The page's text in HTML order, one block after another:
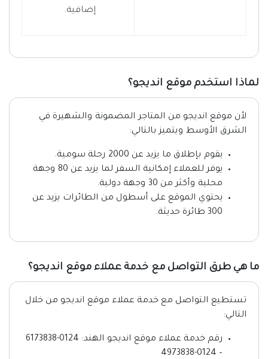
إضافية.
لماذا استخدم موقع انديجو؟
لأن موقع انديجو من المتاجر المضمونة والشهيرة في
الشرق الأوسط ويتميز بالتالي:
يقوم بإطلاق ما يزيد عن 2000 رحلة سومية.
يوفر للعملاء إمكانية السفر لما يزيد عن 80 وجهة
محلية وأكثر من 30 وجهة دولية.
يحتوي الموقع على أسطول من الطائرات يزيد عن
300 طائرة حديثة.
ما هي طرق التواصل مع خدمة عملاء موقع انديجو؟
تستطيع التواصل مع خدمة عملاء موقع انديجو من خلال
التالي:
رقم خدمة عملاء موقع انديجو الهند: 0124-6173838
– 0124-4973838